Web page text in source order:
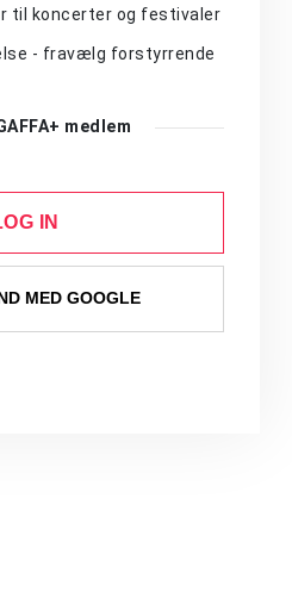
til koncerter og festivaler
- fravælg forstyrrende
medlem
IN
MED GOOGLE